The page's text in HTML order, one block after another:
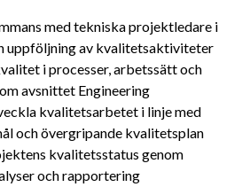
med tekniska projektledare i
uppföljning av kvalitetsaktiviteter
i processer, arbetssätt och
avsnittet Engineering
kvalitetsarbetet i linje med
och övergripande kvalitetsplan
kvalitetsstatus genom
och rapportering